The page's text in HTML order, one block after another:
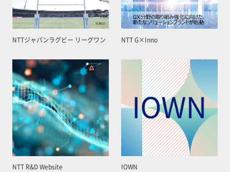
NTTジャパンラグビー リーグワン NTT G×Inno
NTT R&D Website IOWN